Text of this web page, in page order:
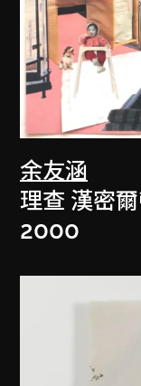
余友涵
理查 漢密爾
2000